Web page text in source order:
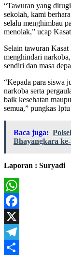
“Tawuran yang
sekolah, kami
selalu menghimbau
menolak,” ucap
Selain tawuran
menghindari
sendiri dan masa
“Kepada para siswa
narkoba serta
baik kesehatan
semua,” pungkas
Baca juga:
Bhayangkara
Laporan : Suryadi
WhatsApp
Facebook
X
Telegram